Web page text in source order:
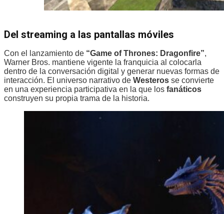
Del streaming a las pantallas móviles
Con el lanzamiento de “Game of Thrones: Dragonfire”,
Warner Bros. mantiene vigente la franquicia al colocarla
dentro de la conversación digital y generar nuevas formas de
interacción. El universo narrativo de Westeros se convierte
en una experiencia participativa en la que los fanáticos
construyen su propia trama de la historia.